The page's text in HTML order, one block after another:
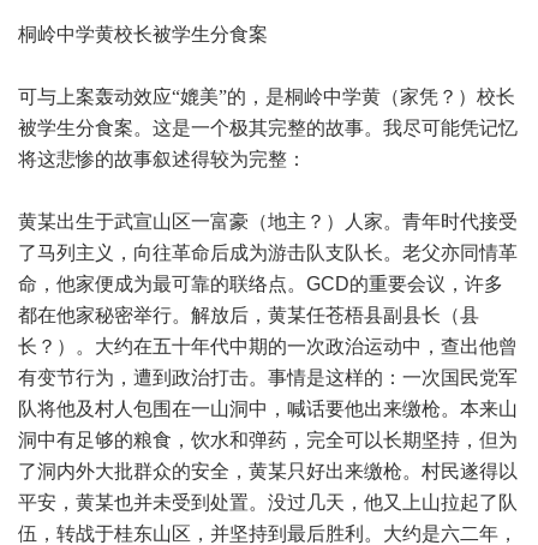
桐岭中学黄校长被学生分食案
可与上案轰动效应“媲美”的，是桐岭中学黄（家凭？）校长
被学生分食案。这是一个极其完整的故事。我尽可能凭记忆
将这悲惨的故事叙述得较为完整：
黄某出生于武宣山区一富豪（地主？）人家。青年时代接受
了马列主义，向往革命后成为游击队支队长。老父亦同情革
命，他家便成为最可靠的联络点。 GCD的重要会议，许多
都在他家秘密举行。解放后，黄某任苍梧县副县长（县
长？）。大约在五十年代中期的一次政治运动中，查出他曾
有变节行为，遭到政治打击。事情是这样的：一次国民党军
队将他及村人包围在一山洞中，喊话要他出来缴枪。本来山
洞中有足够的粮食，饮水和弹药，完全可以长期坚持，但为
了洞内外大批群众的安全，黄某只好出来缴枪。村民遂得以
平安，黄某也并未受到处置。没过几天，他又上山拉起了队
伍，转战于桂东山区，并坚持到最后胜利。大约是六二年，